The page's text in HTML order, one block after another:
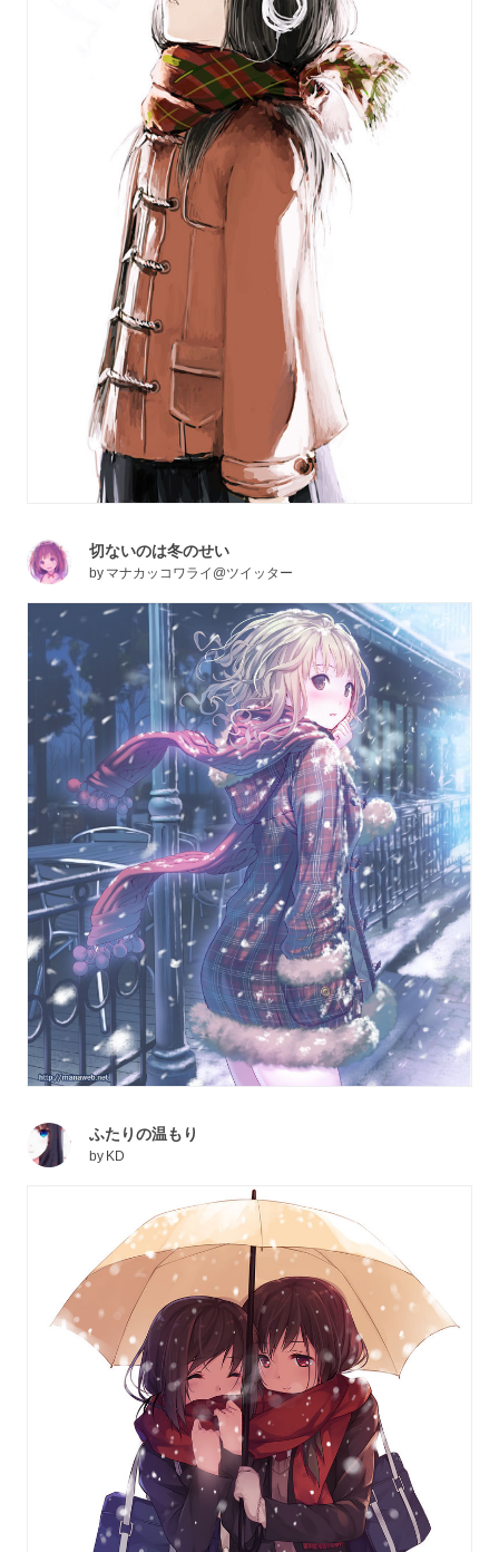
切ないのは冬のせい
by マナカッコワライ@ツイッター
ふたりの温もり
by KD